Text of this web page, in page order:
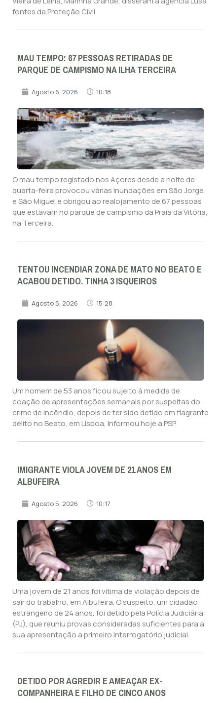
fontes da Proteção Civil.
MAU TEMPO: 67 PESSOAS RETIRADAS DE
PARQUE DE CAMPISMO NA ILHA TERCEIRA
Agosto 6, 2026 10:18
O mau tempo registado nos Açores desde a noite de
quarta-feira provocou várias inundações em São Jorge
e São Miguel e obrigou ao realojamento de 67 pessoas
que estavam no parque de campismo da Praia da Vitória,
na Terceira.
TENTOU INCENDIAR ZONA DE MATO NO BEATO E
ACABOU DETIDO. TINHA 3 ISQUEIROS
Agosto 5, 2026 15:28
Um homem de 53 anos ficou sujeito à medida de
coação de apresentações semanais por suspeitas do
crime de incêndio, depois de ter sido detido em flagrante
delito no Beato, em Lisboa, informou hoje a PSP.
IMIGRANTE VIOLA JOVEM DE 21 ANOS EM
ALBUFEIRA
Agosto 5, 2026 10:17
Uma jovem de 21 anos foi vítima de violação depois de
sair do trabalho, em Albufeira. O suspeito, um cidadão
estrangeiro de 24 anos, foi detido pela Polícia Judiciária
(PJ), que reuniu provas consideradas suficientes para a
sua apresentação a primeiro interrogatório judicial.
DETIDO POR AGREDIR E AMEAÇAR EX-
COMPANHEIRA E FILHO DE CINCO ANOS